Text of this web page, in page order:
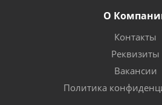
О
Контакты
Реквизиты
Вакансии
Политика